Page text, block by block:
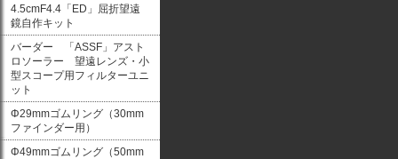
4.5cmF4.4「ED」屈折望遠
鏡自作キット
バーダー 「ASSF」アスト
ロソーラー 望遠レンズ・小
型スコープ用フィルターユニ
ット
Φ29mmゴムリング（30mm
ファインダー用）
Φ49mmゴムリング（50mm